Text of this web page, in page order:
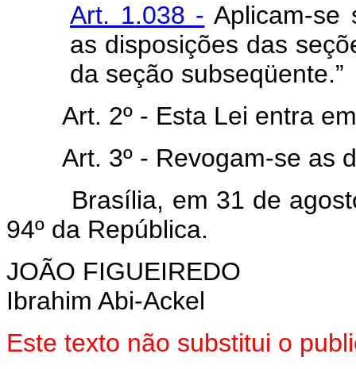
Art. 1.038 - Aplicam-se
as disposições das
da seção subseqüente.”
Art. 2º - Esta Lei entra
Art. 3º - Revogam-se as
Brasília, em 31 de agosto
94º da República.
JOÃO FIGUEIREDO
Ibrahim Abi-Ackel
Este texto não substitui o